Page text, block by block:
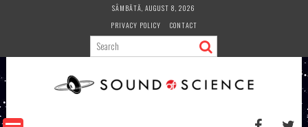
SÂMBĂTĂ, AUGUST 8, 2026
PRIVACY POLICY
CONTACT